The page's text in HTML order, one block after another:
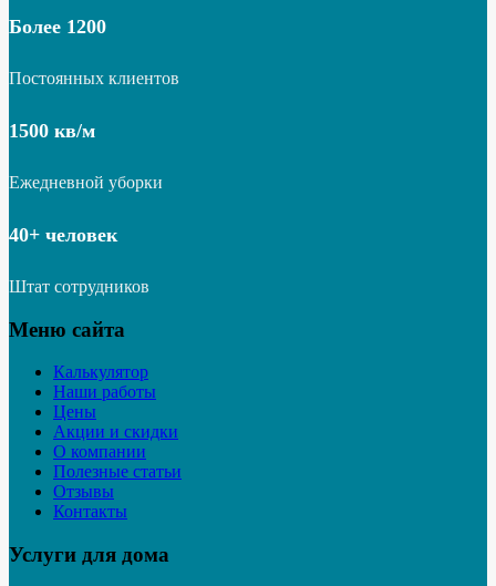
Более 1200
Постоянных клиентов
1500 кв/м
Ежедневной уборки
40+ человек
Штат сотрудников
Меню сайта
Калькулятор
Наши работы
Цены
Акции и скидки
О компании
Полезные статьи
Отзывы
Контакты
Услуги для дома